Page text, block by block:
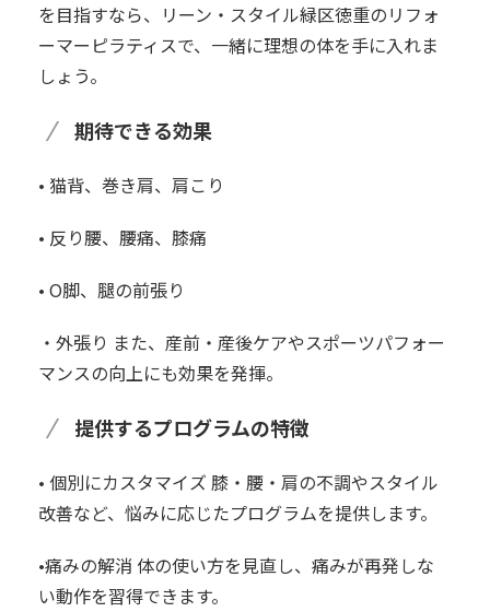
を目指すなら、リーン・スタイル緑区徳重のリフォ
ーマーピラティスで、一緒に理想の体を手に入れま
しょう。
期待できる効果
• 猫背、巻き肩、肩こり
• 反り腰、腰痛、膝痛
• O脚、腿の前張り
・外張り また、産前・産後ケアやスポーツパフォー
マンスの向上にも効果を発揮。
提供するプログラムの特徴
• 個別にカスタマイズ 膝・腰・肩の不調やスタイル
改善など、悩みに応じたプログラムを提供します。
•痛みの解消 体の使い方を見直し、痛みが再発しな
い動作を習得できます。